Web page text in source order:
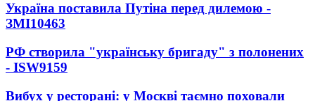
Україна поставила Путіна перед дилемою -
ЗМІ10463
РФ створила "українську бригаду" з полонених
- ISW9159
Вибух у ресторані: у Москві таємно поховали